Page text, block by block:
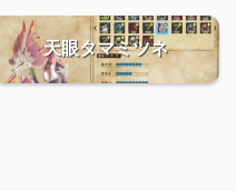
天眼タマミツネ